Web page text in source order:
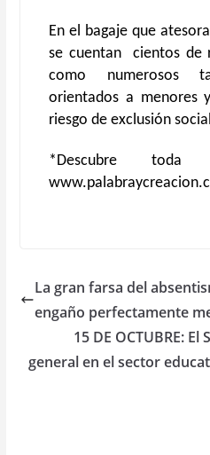
En el bagaje que
se cuentan cientos de
como numerosos
orientados a menores
riesgo de exclusión
*Descubre
La gran farsa del
engaño perfectamente
15 DE OCTUBRE: El
general en el sector